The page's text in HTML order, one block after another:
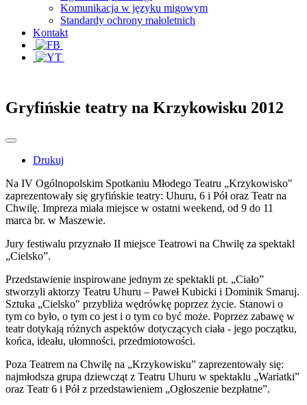
Komunikacja w języku migowym
Standardy ochrony małoletnich
Kontakt
Gryfińskie teatry na Krzykowisku 2012
Drukuj
Na IV Ogólnopolskim Spotkaniu Młodego Teatru „Krzykowisko"
zaprezentowały się gryfińskie teatry: Uhuru, 6 i Pół oraz Teatr na
Chwilę. Impreza miała miejsce w ostatni weekend, od 9 do 11
marca br. w Maszewie.
Jury festiwalu przyznało II miejsce Teatrowi na Chwilę za spektakl
„Cielsko”.
Przedstawienie inspirowane jednym ze spektakli pt. „Ciało”
stworzyli aktorzy Teatru Uhuru – Paweł Kubicki i Dominik Smaruj.
Sztuka „Cielsko" przybliża wędrówkę poprzez życie. Stanowi o
tym co było, o tym co jest i o tym co być może. Poprzez zabawę w
teatr dotykają różnych aspektów dotyczących ciała - jego początku,
końca, ideału, ułomności, przedmiotowości.
Poza Teatrem na Chwilę na „Krzykowisku” zaprezentowały się:
najmłodsza grupa dziewcząt z Teatru Uhuru w spektaklu „Wariatki”
oraz Teatr 6 i Pół z przedstawieniem „Ogłoszenie bezpłatne”.